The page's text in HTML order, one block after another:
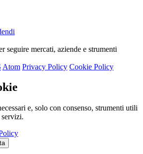
seguire mercati, aziende e strumenti
Atom Privacy Policy Cookie Policy
e, solo con consenso, strumenti utili